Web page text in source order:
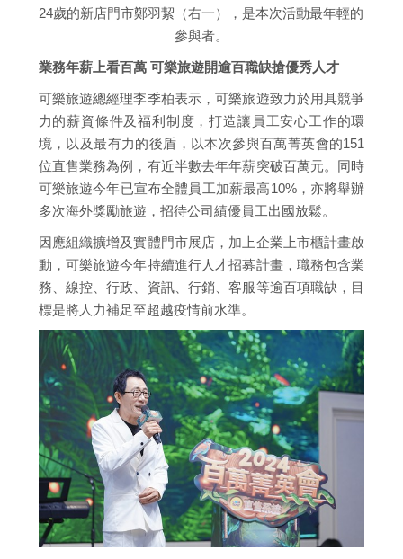
24歲的新店門市鄭羽絜（右一），是本次活動最年輕的
參與者。
業務年薪上看百萬 可樂旅遊開逾百職缺搶優秀人才
可樂旅遊總經理李季柏表示，可樂旅遊致力於用具競爭
力的薪資條件及福利制度，打造讓員工安心工作的環
境，以及最有力的後盾，以本次參與百萬菁英會的151
位直售業務為例，有近半數去年年薪突破百萬元。同時
可樂旅遊今年已宣布全體員工加薪最高10%，亦將舉辦
多次海外獎勵旅遊，招待公司績優員工出國放鬆。
因應組織擴增及實體門市展店，加上企業上市櫃計畫啟
動，可樂旅遊今年持續進行人才招募計畫，職務包含業
務、線控、行政、資訊、行銷、客服等逾百項職缺，目
標是將人力補足至超越疫情前水準。